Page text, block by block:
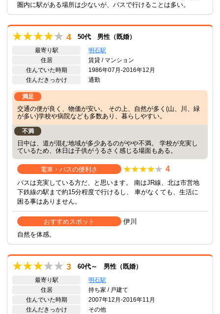
圏内に駅がある場所は少ないが、バスで行けることは多い。
4 50代 男性（既婚）
最寄り駅
明石駅
住居
賃貸 / マンション
住んでいた時期
1986年07月-2016年12月
住んだきっかけ
通勤
満足
交通の便が良く、物価が安い。 その上、自然が多く(山、川、緑
が多い)学校や病院なども多数あり、暮らしやすい。
不満
日中は、道が混む地域が多少あるのがやや不満。 学校が充実し
ているため、休日は子供がうるさく感じる場面もある。
電車・バスの便利さ 4
バスは充実している方だ、と思います。 南はJR線、北は市営地
下鉄線の駅まで約15分程度で行けるし、 車がなくても、生活に
困る事はありません。
おすすめスポット 伊川
自然を体感。
3 60代～ 男性（既婚）
最寄り駅
明石駅
住居
持ち家 / 戸建て
住んでいた時期
2007年12月-2016年11月
住んだきっかけ
その他